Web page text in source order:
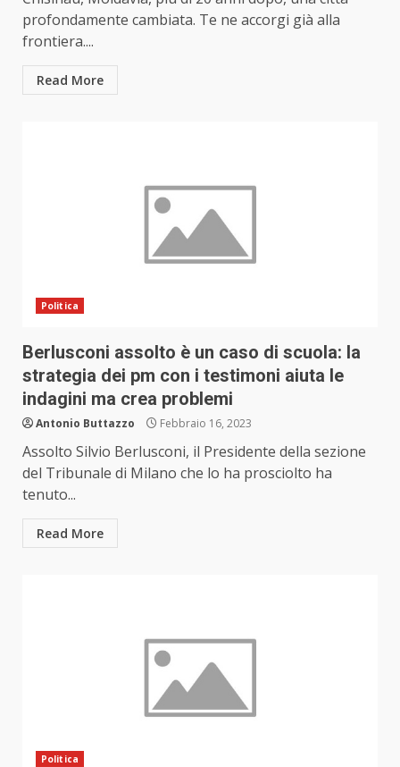
profondamente cambiata. Te ne accorgi già alla
frontiera....
Read More
Politica
Berlusconi assolto è un caso di scuola: la
strategia dei pm con i testimoni aiuta le
indagini ma crea problemi
Antonio Buttazzo Febbraio 16, 2023
Assolto Silvio Berlusconi, il Presidente della sezione
del Tribunale di Milano che lo ha prosciolto ha
tenuto...
Read More
Politica